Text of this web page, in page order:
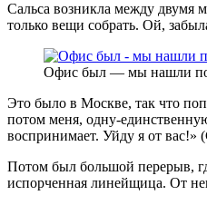
Сальса возникла между двумя
только вещи собрать. Ой,
Офис был — мы нашли
Это было в Москве, так что
потом меня, одну-
воспринимает. Уйду я от вас!»
Потом был большой перерыв,
испорченная линейщица. От